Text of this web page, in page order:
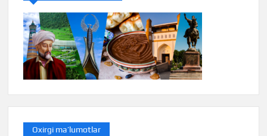
Oxirgi ma’lumotlar